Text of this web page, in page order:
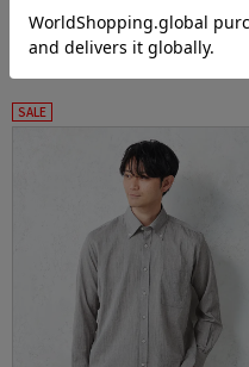
あなた
SALE